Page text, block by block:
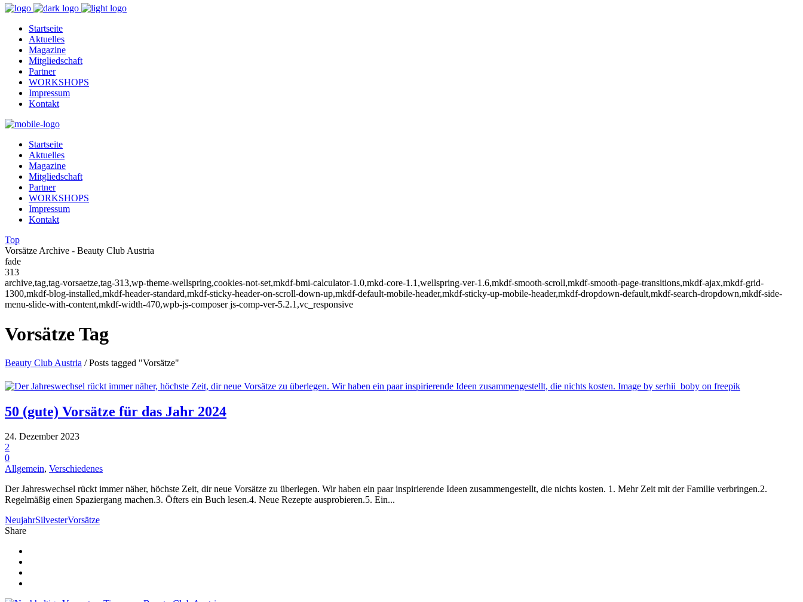
Startseite
Aktuelles
Magazine
Mitgliedschaft
Partner
WORKSHOPS
Impressum
Kontakt
Startseite
Aktuelles
Magazine
Mitgliedschaft
Partner
WORKSHOPS
Impressum
Kontakt
Top
Vorsätze Archive - Beauty Club Austria
fade
313
archive,tag,tag-vorsaetze,tag-313,wp-theme-wellspring,cookies-not-set,mkdf-bmi-calculator-1.0,mkd-core-1.1,wellspring-ver-1.6,mkdf-smooth-scroll,mkdf-smooth-page-transitions,mkdf-ajax,mkdf-grid-
1300,mkdf-blog-installed,mkdf-header-standard,mkdf-sticky-header-on-scroll-down-up,mkdf-default-mobile-header,mkdf-sticky-up-mobile-header,mkdf-dropdown-default,mkdf-search-dropdown,mkdf-side-
menu-slide-with-content,mkdf-width-470,wpb-js-composer js-comp-ver-5.2.1,vc_responsive
Vorsätze Tag
Beauty Club Austria /Posts tagged "Vorsätze"
50 (gute) Vorsätze für das Jahr 2024
24. Dezember 2023
2
0
Allgemein, Verschiedenes
Der Jahreswechsel rückt immer näher, höchste Zeit, dir neue Vorsätze zu überlegen. Wir haben ein paar inspirierende Ideen zusammengestellt, die nichts kosten. 1. Mehr Zeit mit der Familie verbringen.2.
Regelmäßig einen Spaziergang machen.3. Öfters ein Buch lesen.4. Neue Rezepte ausprobieren.5. Ein...
NeujahrSilvesterVorsätze
Share